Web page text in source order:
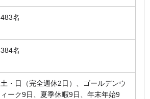
483名
384名
土・日（完全週休2日）、ゴールデンウ
ィーク9日、夏季休暇9日、年末年始9